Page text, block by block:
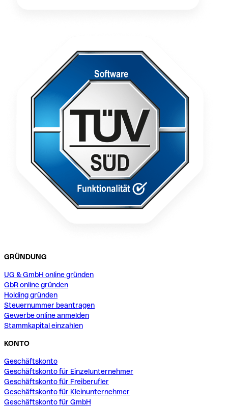
GRÜNDUNG
UG & GmbH online gründen
GbR online gründen
Holding gründen
Steuernummer beantragen
Gewerbe online anmelden
Stammkapital einzahlen
KONTO
Geschäftskonto
Geschäftskonto für Einzelunternehmer
Geschäftskonto für Freiberufler
Geschäftskonto für Kleinunternehmer
Geschäftskonto für GmbH